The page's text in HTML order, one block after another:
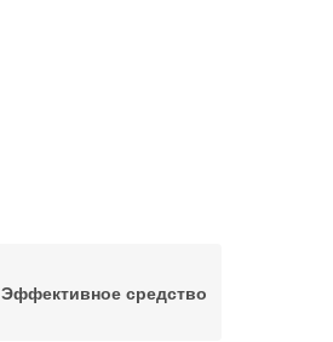
Эффективное средство